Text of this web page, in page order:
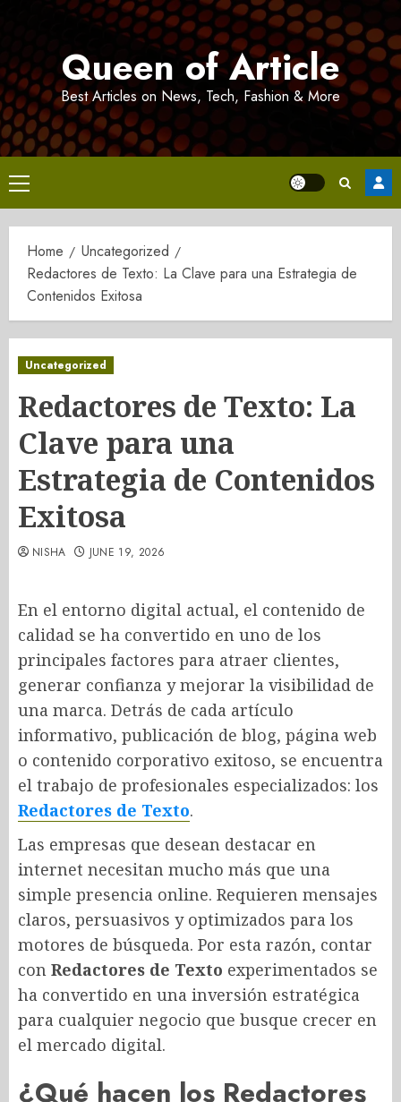
Queen of Article
Best Articles on News, Tech, Fashion & More
Primary
Menu
Home
Uncategorized
Redactores de Texto: La Clave para una Estrategia de
Contenidos Exitosa
Uncategorized
Redactores de Texto: La
Clave para una
Estrategia de Contenidos
Exitosa
NISHA JUNE 19, 2026
En el entorno digital actual, el contenido de
calidad se ha convertido en uno de los
principales factores para atraer clientes,
generar confianza y mejorar la visibilidad de
una marca. Detrás de cada artículo
informativo, publicación de blog, página web
o contenido corporativo exitoso, se encuentra
el trabajo de profesionales especializados: los
Redactores de Texto.
Las empresas que desean destacar en
internet necesitan mucho más que una
simple presencia online. Requieren mensajes
claros, persuasivos y optimizados para los
motores de búsqueda. Por esta razón, contar
con Redactores de Texto experimentados se
ha convertido en una inversión estratégica
para cualquier negocio que busque crecer en
el mercado digital.
¿Qué hacen los Redactores